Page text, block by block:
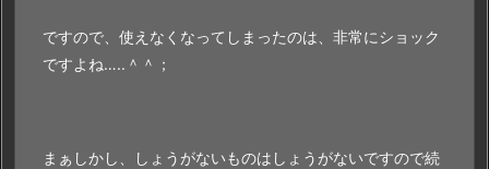
ですので、使えなくなってしまったのは、非常にショック
ですよね…..＾＾；
まぁしかし、しょうがないものはしょうがないですので続